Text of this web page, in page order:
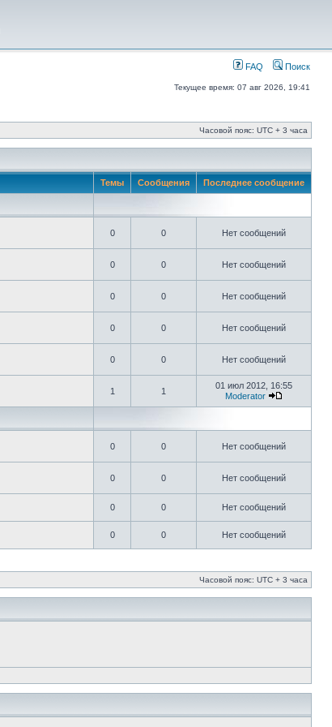
FAQ Поиск
Текущее время: 07 авг 2026, 19:41
Часовой пояс: UTC + 3 часа
Темы Сообщения Последнее сообщение
0 0 Нет сообщений
0 0 Нет сообщений
0 0 Нет сообщений
0 0 Нет сообщений
0 0 Нет сообщений
1 1
01 июл 2012, 16:55
Moderator
0 0 Нет сообщений
0 0 Нет сообщений
0 0 Нет сообщений
0 0 Нет сообщений
Часовой пояс: UTC + 3 часа